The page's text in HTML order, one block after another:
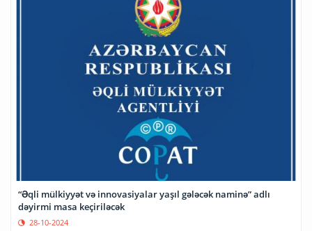
“Əqli mülkiyyət və innovasiyalar yaşıl gələcək naminə” adlı
dəyirmi masa keçiriləcək
28-10-2024